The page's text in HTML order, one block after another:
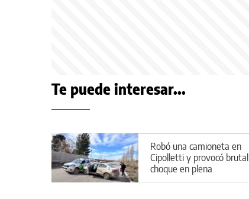
Te puede interesar...
Robó una camioneta en
Cipolletti y provocó brutal
choque en plena
persecución: hay varios